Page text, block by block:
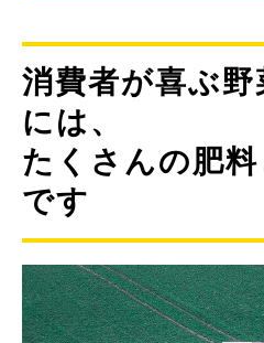
消費者が喜ぶ
には、
たくさんの肥
です